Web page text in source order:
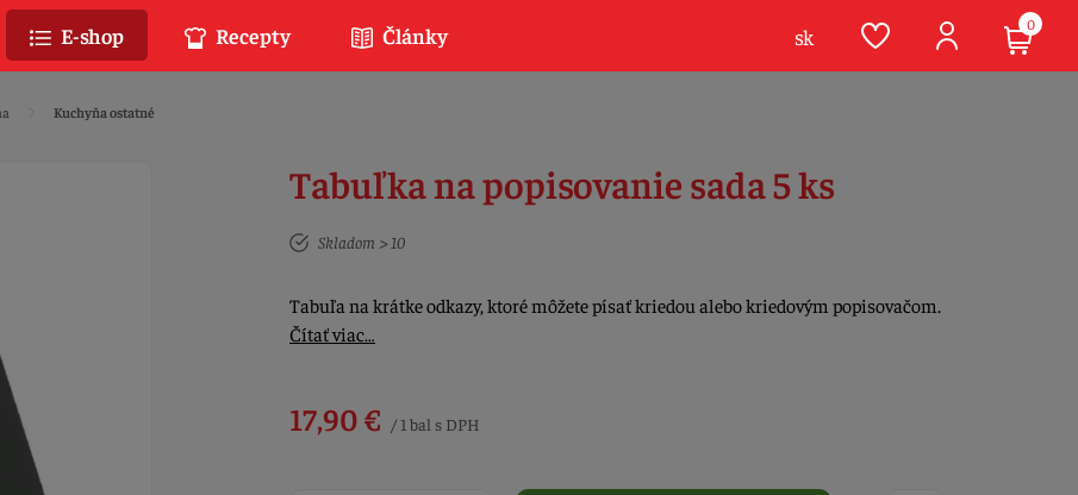
Kuchyňa ostatné
Tabuľka na popisovanie sada 5 ks
Skladom > 10
Tabuľa na krátke odkazy, ktoré môžete písať kriedou alebo kriedovým popisovačom.
Čítať viac…
17,90 € / 1 bal s DPH
E-shop Recepty Články sk 0